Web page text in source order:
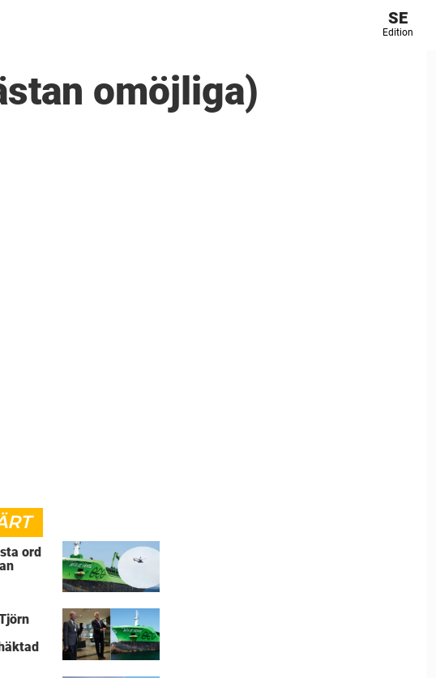
SE
Edition
omöjliga)
ord